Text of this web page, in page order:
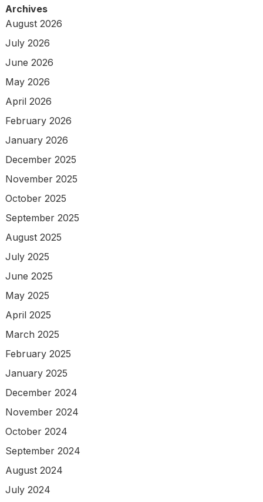
Archives
August 2026
July 2026
June 2026
May 2026
April 2026
February 2026
January 2026
December 2025
November 2025
October 2025
September 2025
August 2025
July 2025
June 2025
May 2025
April 2025
March 2025
February 2025
January 2025
December 2024
November 2024
October 2024
September 2024
August 2024
July 2024